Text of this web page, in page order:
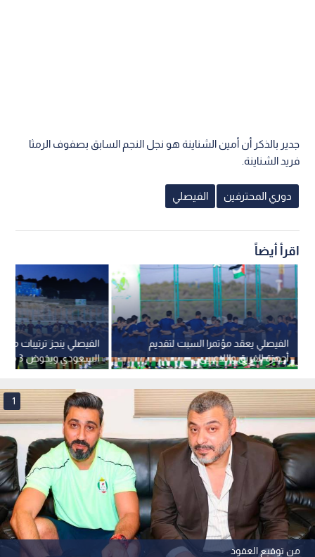
جدير بالذكر أن أمين الشناينة هو نجل النجم السابق بصفوف الرمثا
فريد الشناينة.
دوري المحترفين الفيصلي
اقرأ أيضاً
الفيصلي ينجز ترتيبات
السعودي ويخوض 3 مواجهات قوية
الفيصلي يعقد مؤتمرا السبت لتقديم
أجهزة الفريق واللاعبين
من توقيع العقود
1